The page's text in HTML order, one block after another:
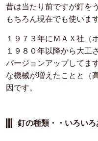
昔は当たり前ですが釘を
もちろん現在でも使いま
１９７３年にＭＡＸ社（
１９８０年以降から大工
バージョンアップしてま
な機械が増えたことと（
因です。
釘の種類・・いろいろ